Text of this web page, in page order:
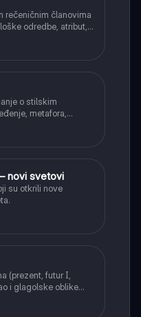
rečeničnim članovima
odredbe, atribut,
o stilskim
metafora,
aliteracija i
ulogu u tekstu.
novi svetovi
su otkrili nove
(prezent, futur I,
i glagolske oblike
i glagolski vid